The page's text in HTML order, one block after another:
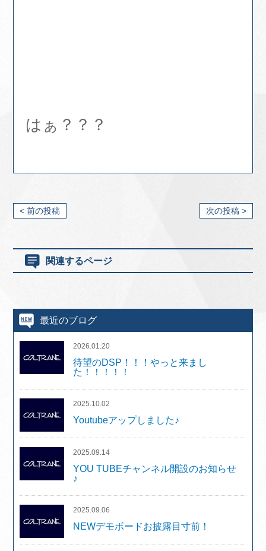
はぁ？？？
次の投稿 >
< 前の投稿
関連するページ
最近のブログ
2026.01.20
待望のDSP！！！やっと来まし
た！！！！！
2025.10.02
Youtubeアップしました♪
2025.09.14
YOU TUBEチャンネル開設のお知らせ
♪
2025.09.06
NEWデモボードお披露目寸前！